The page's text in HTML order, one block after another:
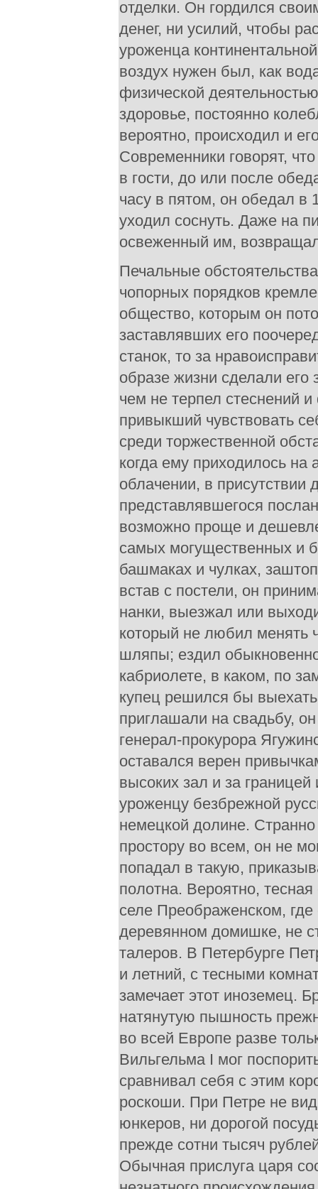
отделки. Он гордился
денег, ни усилий, чтобы
уроженца
воздух нужен был, как
физической
здоровье, постоянно
вероятно, происходил и
Современники говорят,
в гости, до или после
часу в пятом, он обедал в
уходил соснуть. Даже на
освеженный им,
Печальные
чопорных порядков
общество, которым он
заставлявших его
станок, то за
образе жизни сделали
чем не терпел стеснений
привыкший чувствовать
среди торжественной
когда ему приходилось на
облачении, в
представлявшегося
возможно проще и
самых могущественных и
башмаках и чулках,
встав с постели, он
нанки, выезжал или
который не любил менять
шляпы; ездил
кабриолете, в каком, по
купец решился бы
приглашали на свадьбу,
генерал-прокурора
оставался верен
высоких зал и за
уроженцу безбрежной
немецкой долине.
простору во всем, он не
попадал в такую,
полотна. Вероятно,
селе Преображенском,
деревянном домишке, не
талеров. В Петербурге
и летний, с тесными
замечает этот иноземец.
натянутую пышность
во всей Европе разве
Вильгельма I мог
сравнивал себя с этим
роскоши. При Петре не
юнкеров, ни дорогой
прежде сотни тысяч
Обычная прислуга царя